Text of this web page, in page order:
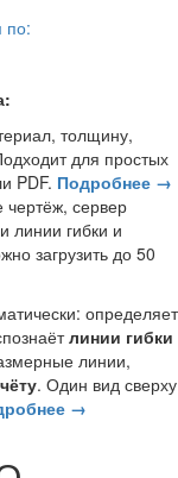
по:
толщину,
для простых
PDF. Подробнее →
чертёж, сервер
линии гибки и
загрузить до 50
определяет
линии гибки
линии,
. Один вид сверху
→